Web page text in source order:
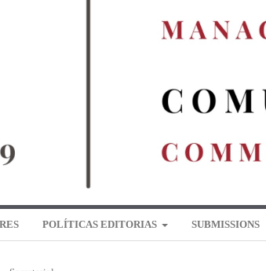
POLÍTICAS EDITORIAS SUBMISSIONS